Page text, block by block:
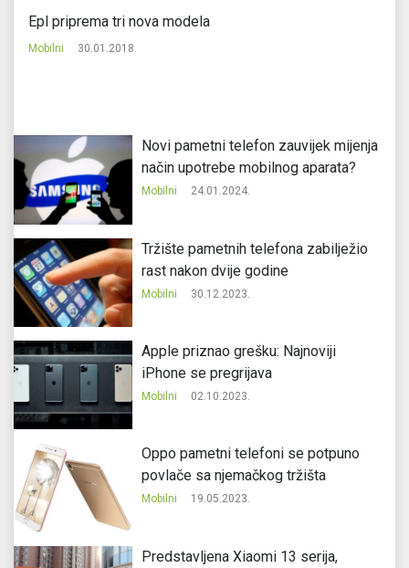
Epl priprema tri nova modela
Mobilni 30.01.2018.
Novi pametni telefon zauvijek mijenja
način upotrebe mobilnog aparata?
Mobilni 24.01.2024.
Tržište pametnih telefona zabilježio
rast nakon dvije godine
Mobilni 30.12.2023.
Apple priznao grešku: Najnoviji
iPhone se pregrijava
Mobilni 02.10.2023.
Oppo pametni telefoni se potpuno
povlače sa njemačkog tržišta
Mobilni 19.05.2023.
Predstavljena Xiaomi 13 serija,